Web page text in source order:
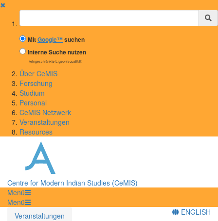
✖
Suchbegriff
MitGoogle™suchen
Interne Suche nutzen
(eingeschränkte Ergebnisqualität)
Über CeMIS
Forschung
Studium
Personal
CeMIS Netzwerk
Veranstaltungen
Resources
Centre for Modern Indian Studies (CeMIS)
Menü
Menü
Veranstaltungen
ENGLISH